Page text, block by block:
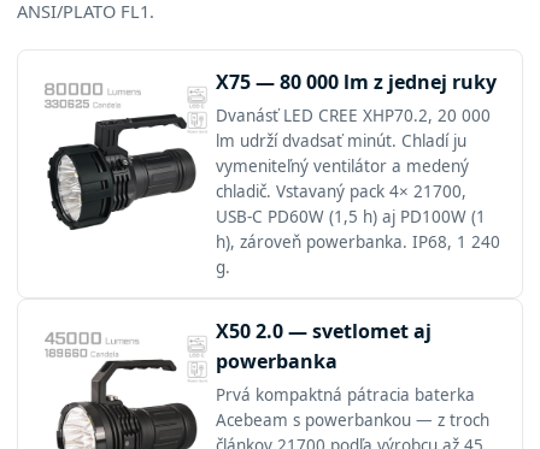
ANSI/PLATO FL1.
X75 — 80 000 lm z jednej ruky
Dvanásť LED CREE XHP70.2, 20 000
lm udrží dvadsať minút. Chladí ju
vymeniteľný ventilátor a medený
chladič. Vstavaný pack 4× 21700,
USB-C PD60W (1,5 h) aj PD100W (1
h), zároveň powerbanka. IP68, 1 240
g.
X50 2.0 — svetlomet aj
powerbanka
Prvá kompaktná pátracia baterka
Acebeam s powerbankou — z troch